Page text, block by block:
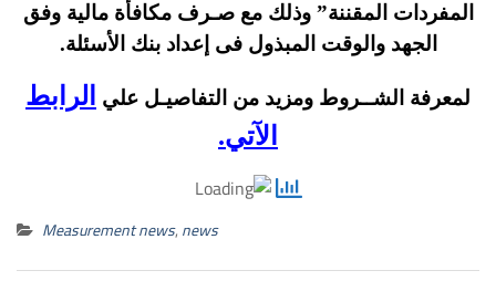
المفردات المقننة” وذلك مع صـرف مكافأة مالية وفق
الجهد والوقت المبذول فى إعداد بنك الأسئلة.
لمعرفة الشــروط ومزيد من التفاصيـل علي
الرابط
الآتي.
Measurement news,news